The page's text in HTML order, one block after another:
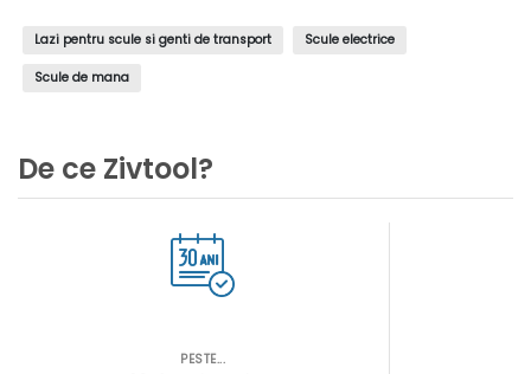
Lazi pentru scule si genti de transport Scule electrice
Scule de mana
De ce Zivtool?
PESTE...